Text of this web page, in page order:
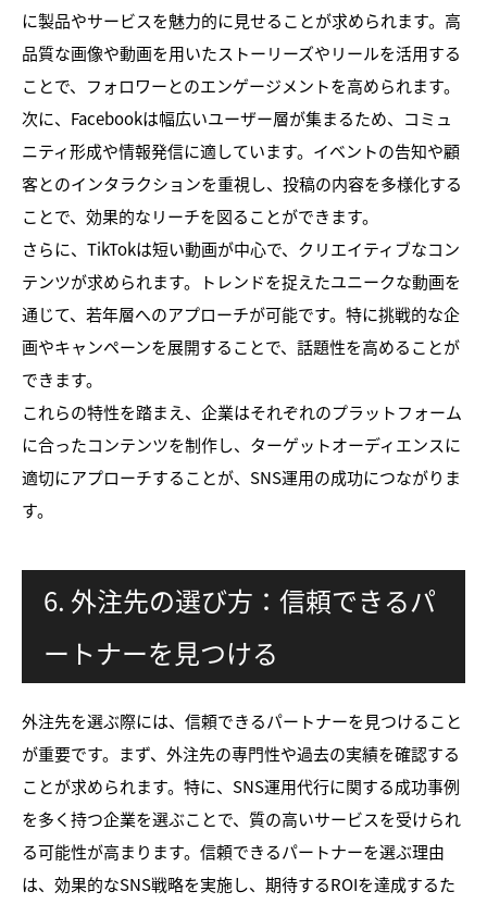
に製品やサービスを魅力的に見せることが求められます。高
品質な画像や動画を用いたストーリーズやリールを活用する
ことで、フォロワーとのエンゲージメントを高められます。
次に、Facebookは幅広いユーザー層が集まるため、コミュ
ニティ形成や情報発信に適しています。イベントの告知や顧
客とのインタラクションを重視し、投稿の内容を多様化する
ことで、効果的なリーチを図ることができます。
さらに、TikTokは短い動画が中心で、クリエイティブなコン
テンツが求められます。トレンドを捉えたユニークな動画を
通じて、若年層へのアプローチが可能です。特に挑戦的な企
画やキャンペーンを展開することで、話題性を高めることが
できます。
これらの特性を踏まえ、企業はそれぞれのプラットフォーム
に合ったコンテンツを制作し、ターゲットオーディエンスに
適切にアプローチすることが、SNS運用の成功につながりま
す。
6. 外注先の選び方：信頼できるパ
ートナーを見つける
外注先を選ぶ際には、信頼できるパートナーを見つけること
が重要です。まず、外注先の専門性や過去の実績を確認する
ことが求められます。特に、SNS運用代行に関する成功事例
を多く持つ企業を選ぶことで、質の高いサービスを受けられ
る可能性が高まります。信頼できるパートナーを選ぶ理由
は、効果的なSNS戦略を実施し、期待するROIを達成するた